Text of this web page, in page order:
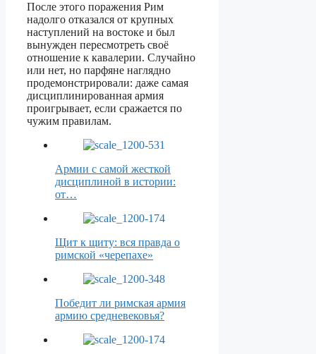
После этого поражения Рим
надолго отказался от крупных
наступлений на востоке и был
вынужден пересмотреть своё
отношение к кавалерии. Случайно
или нет, но парфяне наглядно
продемонстрировали: даже самая
дисциплинированная армия
проигрывает, если сражается по
чужим правилам.
Армии с самой жесткой
дисциплиной в истории:
от…
Щит к щиту: вся правда о
римской «черепахе»
Победит ли римская армия
армию средневековья?